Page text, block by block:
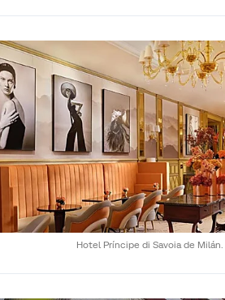
Hotel Príncipe di Savoia de Milán.